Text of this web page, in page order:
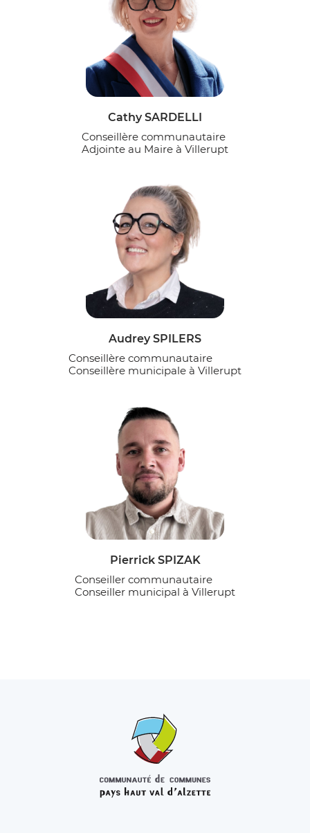
Cathy SARDELLI
Conseillère communautaire
Adjointe au Maire à Villerupt
Audrey SPILERS
Conseillère communautaire
Conseillère municipale à Villerupt
Pierrick SPIZAK
Conseiller communautaire
Conseiller municipal à Villerupt